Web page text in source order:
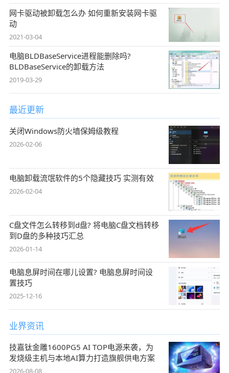
网卡驱动被卸载怎么办 如何重新安装网卡驱
动
2021-03-04
电脑BLDBaseService进程能删除吗?
BLDBaseService的卸载方法
2019-03-29
最近更新
关闭Windows防火墙保姆级教程
2026-02-06
电脑卸载流氓软件的5个隐藏技巧 实测有效
2026-02-04
C盘文件怎么转移到d盘? 将电脑C盘文档转移
到D盘的多种技巧汇总
2026-01-14
电脑息屏时间在哪儿设置? 电脑息屏时间设
置技巧
2025-12-16
业界资讯
技嘉钛金雕1600PG5 AI TOP电源来袭，为
发烧级主机与本地AI算力打造旗舰供电方案
2026-08-08